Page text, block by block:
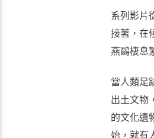
系列影片
接著，在
燕鷗棲息
當人類足
出土文物
的文化遺
始，就有